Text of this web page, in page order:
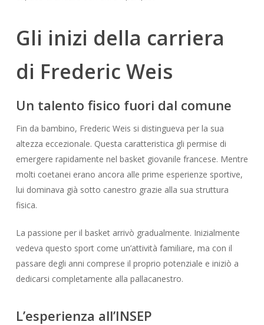
Gli inizi della carriera
di Frederic Weis
Un talento fisico fuori dal comune
Fin da bambino, Frederic Weis si distingueva per la sua
altezza eccezionale. Questa caratteristica gli permise di
emergere rapidamente nel basket giovanile francese. Mentre
molti coetanei erano ancora alle prime esperienze sportive,
lui dominava già sotto canestro grazie alla sua struttura
fisica.
La passione per il basket arrivò gradualmente. Inizialmente
vedeva questo sport come un’attività familiare, ma con il
passare degli anni comprese il proprio potenziale e iniziò a
dedicarsi completamente alla pallacanestro.
L’esperienza all’INSEP